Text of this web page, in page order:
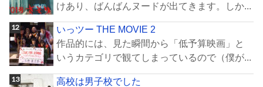
けあり、ばんばんヌードが出てきます。しか...
いっツー THE MOVIE 2
作品的には、見た瞬間から「低予算映画」と
いうカテゴリで観てしまっているので（僕が...
高校は男子校でした